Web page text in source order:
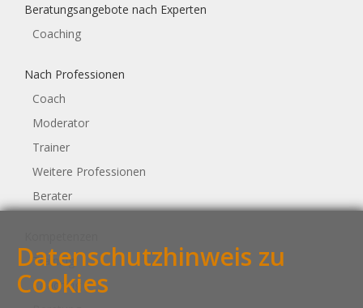
Beratungsangebote nach Experten
Coaching
Nach Professionen
Coach
Moderator
Trainer
Weitere Professionen
Berater
Training
Coaching
Datenschutzhinweis zu
Cookies